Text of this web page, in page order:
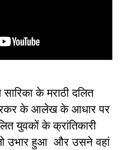
के मराठी दलित
के आलेख के आधार पर
युवकों के क्रांतिकारी
उभार हुआ और उसने वहां